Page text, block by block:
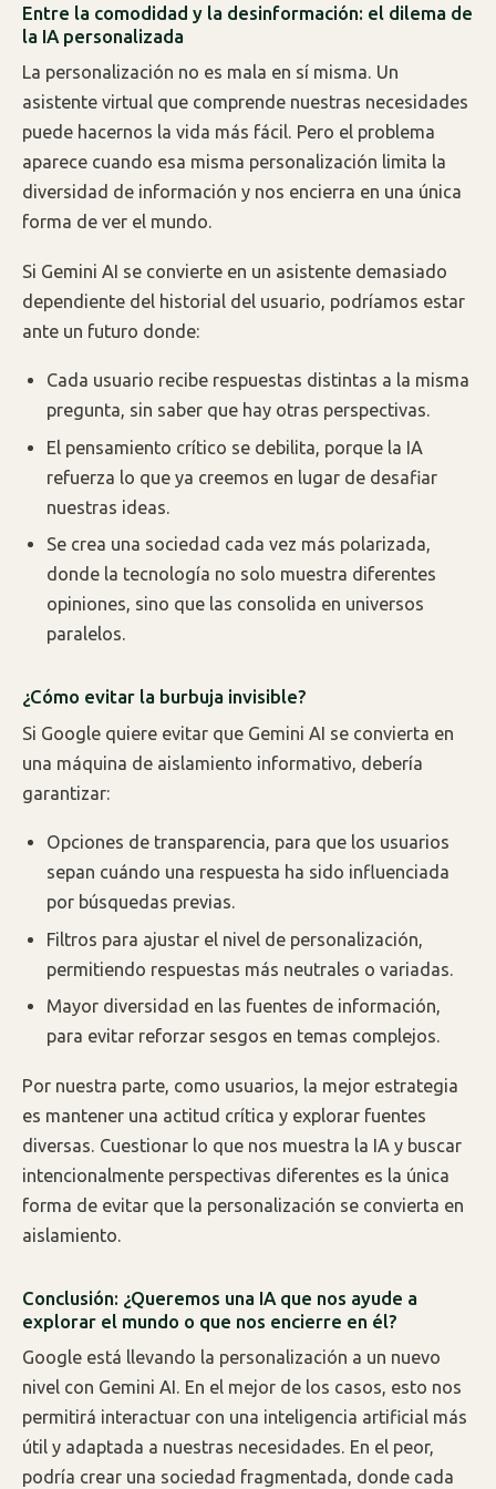
Entre la comodidad y la desinformación: el dilema de
la IA personalizada
La personalización no es mala en sí misma. Un
asistente virtual que comprende nuestras necesidades
puede hacernos la vida más fácil. Pero el problema
aparece cuando esa misma personalización limita la
diversidad de información y nos encierra en una única
forma de ver el mundo.
Si Gemini AI se convierte en un asistente demasiado
dependiente del historial del usuario, podríamos estar
ante un futuro donde:
Cada usuario recibe respuestas distintas a la misma
pregunta, sin saber que hay otras perspectivas.
El pensamiento crítico se debilita, porque la IA
refuerza lo que ya creemos en lugar de desafiar
nuestras ideas.
Se crea una sociedad cada vez más polarizada,
donde la tecnología no solo muestra diferentes
opiniones, sino que las consolida en universos
paralelos.
¿Cómo evitar la burbuja invisible?
Si Google quiere evitar que Gemini AI se convierta en
una máquina de aislamiento informativo, debería
garantizar:
Opciones de transparencia, para que los usuarios
sepan cuándo una respuesta ha sido influenciada
por búsquedas previas.
Filtros para ajustar el nivel de personalización,
permitiendo respuestas más neutrales o variadas.
Mayor diversidad en las fuentes de información,
para evitar reforzar sesgos en temas complejos.
Por nuestra parte, como usuarios, la mejor estrategia
es mantener una actitud crítica y explorar fuentes
diversas. Cuestionar lo que nos muestra la IA y buscar
intencionalmente perspectivas diferentes es la única
forma de evitar que la personalización se convierta en
aislamiento.
Conclusión: ¿Queremos una IA que nos ayude a
explorar el mundo o que nos encierre en él?
Google está llevando la personalización a un nuevo
nivel con Gemini AI. En el mejor de los casos, esto nos
permitirá interactuar con una inteligencia artificial más
útil y adaptada a nuestras necesidades. En el peor,
podría crear una sociedad fragmentada, donde cada